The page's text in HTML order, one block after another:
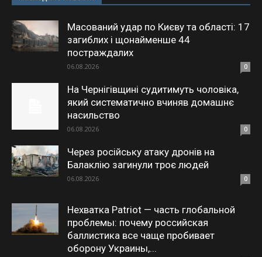
Масований удар по Києву та області: 17
загиблих і щонайменше 44
постраждалих
06.08.2026 0
На Чернігівщині судитимуть чоловіка,
який систематично вчиняв домашнє
насильство
06.08.2026 0
Через російську атаку дронів на
Балаклію загинули троє людей
06.08.2026 0
Нехватка Patriot — часть глобальной
проблемы: почему российская
баллистика все чаще пробивает
оборону Украины,...